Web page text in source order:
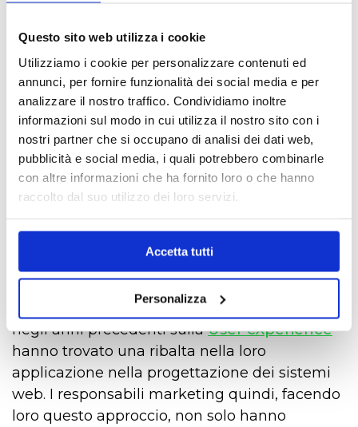
Questo sito web utilizza i cookie
Utilizziamo i cookie per personalizzare contenuti ed
annunci, per fornire funzionalità dei social media e per
analizzare il nostro traffico. Condividiamo inoltre
informazioni sul modo in cui utilizza il nostro sito con i
nostri partner che si occupano di analisi dei dati web,
pubblicità e social media, i quali potrebbero combinarle
con altre informazioni che ha fornito loro o che hanno
raccolto dal suo utilizzo dei loro servizi.
Accetta tutti
Personalizza
era quindi adottata in primis dal dipartimento
ICT delle aziende, su richiesta del Marketing,
essendo questi a loro volta chiamati a
rispondere alla strategia di business mirata ad
offrire un bene o servizio ad un utente finale.
Siamo ancora lontani da una visione in cui è
quest'ultimo al centro della progettazione.
Il primo passo della trasformazione è stato
piattaforme in risposta diretta alle
invertire il rapporto precedente.
Parallelamente il lavoro e le teorie condotte
negli anni precedenti sullaUser eXperience
hanno trovato una ribalta nella loro
applicazione nella progettazione dei sistemi
web. I responsabili marketing quindi, facendo
loro questo approccio, non solo hanno